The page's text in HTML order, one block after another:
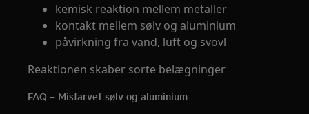
kemisk reaktion mellem metaller
kontakt mellem sølv og aluminium
påvirkning fra vand, luft og svovl
Reaktionen skaber sorte belægninger
FAQ – Misfarvet sølv og aluminium